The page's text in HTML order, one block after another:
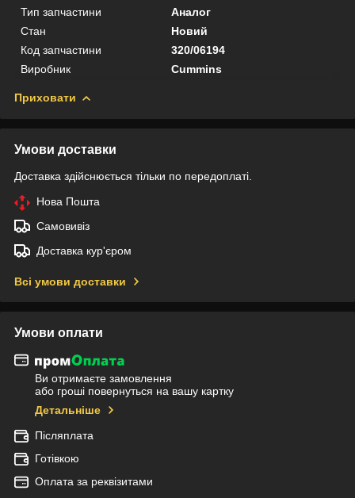
Тип запчастини
Аналог
Стан
Новий
Код запчастини
320/06194
Виробник
Cummins
Приховати
Умови доставки
Доставка здійснюється тільки по передоплаті.
Нова Пошта
Самовивіз
Доставка кур'єром
Всі умови доставки
Умови оплати
Ви отримаєте замовлення
або гроші повернуться на вашу картку
Детальніше
Післяплата
Готівкою
Оплата за реквізитами